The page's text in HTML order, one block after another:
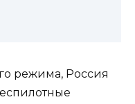
режима, Россия